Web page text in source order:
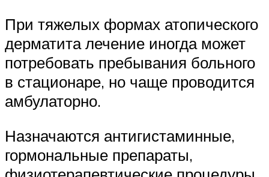
При тяжелых формах атопического
дерматита лечение иногда может
потребовать пребывания больного
в стационаре, но чаще проводится
амбулаторно.
Назначаются антигистаминные,
гормональные препараты,